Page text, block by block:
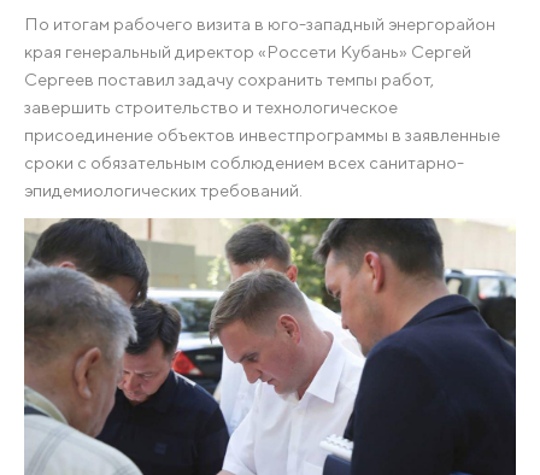
По итогам рабочего визита в юго-западный энергорайон
края генеральный директор «Россети Кубань» Сергей
Сергеев поставил задачу сохранить темпы работ,
завершить строительство и технологическое
присоединение объектов инвестпрограммы в заявленные
сроки с обязательным соблюдением всех санитарно-
эпидемиологических требований.